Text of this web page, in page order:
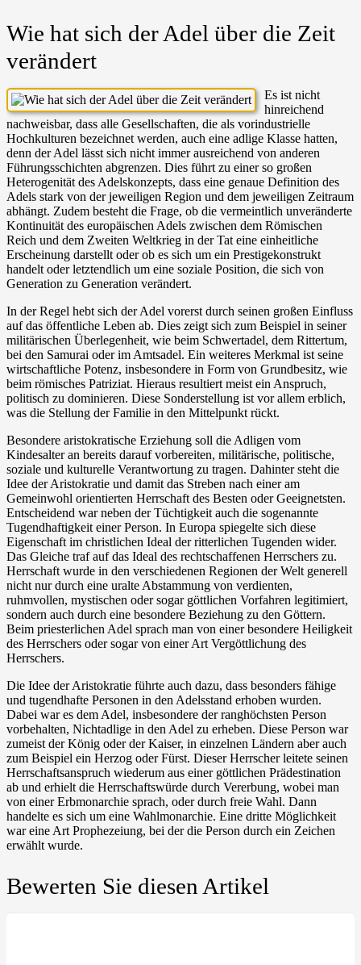
Wie hat sich der Adel über die Zeit
verändert
Es ist nicht
hinreichend
nachweisbar, dass alle Gesellschaften, die als vorindustrielle
Hochkulturen bezeichnet werden, auch eine adlige Klasse hatten,
denn der Adel lässt sich nicht immer ausreichend von anderen
Führungsschichten abgrenzen. Dies führt zu einer so großen
Heterogenität des Adelskonzepts, dass eine genaue Definition des
Adels stark von der jeweiligen Region und dem jeweiligen Zeitraum
abhängt. Zudem besteht die Frage, ob die vermeintlich unveränderte
Kontinuität des europäischen Adels zwischen dem Römischen
Reich und dem Zweiten Weltkrieg in der Tat eine einheitliche
Erscheinung darstellt oder ob es sich um ein Prestigekonstrukt
handelt oder letztendlich um eine soziale Position, die sich von
Generation zu Generation verändert.
In der Regel hebt sich der Adel vorerst durch seinen großen Einfluss
auf das öffentliche Leben ab. Dies zeigt sich zum Beispiel in seiner
militärischen Überlegenheit, wie beim Schwertadel, dem Rittertum,
bei den Samurai oder im Amtsadel. Ein weiteres Merkmal ist seine
wirtschaftliche Potenz, insbesondere in Form von Grundbesitz, wie
beim römisches Patriziat. Hieraus resultiert meist ein Anspruch,
politisch zu dominieren. Diese Sonderstellung ist vor allem erblich,
was die Stellung der Familie in den Mittelpunkt rückt.
Besondere aristokratische Erziehung soll die Adligen vom
Kindesalter an bereits darauf vorbereiten, militärische, politische,
soziale und kulturelle Verantwortung zu tragen. Dahinter steht die
Idee der Aristokratie und damit das Streben nach einer am
Gemeinwohl orientierten Herrschaft des Besten oder Geeignetsten.
Entscheidend war neben der Tüchtigkeit auch die sogenannte
Tugendhaftigkeit einer Person. In Europa spiegelte sich diese
Eigenschaft im christlichen Ideal der ritterlichen Tugenden wider.
Das Gleiche traf auf das Ideal des rechtschaffenen Herrschers zu.
Herrschaft wurde in den verschiedenen Regionen der Welt generell
nicht nur durch eine uralte Abstammung von verdienten,
ruhmvollen, mystischen oder sogar göttlichen Vorfahren legitimiert,
sondern auch durch eine besondere Beziehung zu den Göttern.
Beim priesterlichen Adel sprach man von einer besondere Heiligkeit
des Herrschers oder sogar von einer Art Vergöttlichung des
Herrschers.
Die Idee der Aristokratie führte auch dazu, dass besonders fähige
und tugendhafte Personen in den Adelsstand erhoben wurden.
Dabei war es dem Adel, insbesondere der ranghöchsten Person
vorbehalten, Nichtadlige in den Adel zu erheben. Diese Person war
zumeist der König oder der Kaiser, in einzelnen Ländern aber auch
zum Beispiel ein Herzog oder Fürst. Dieser Herrscher leitete seinen
Herrschaftsanspruch wiederum aus einer göttlichen Prädestination
ab und erhielt die Herrschaftswürde durch Vererbung, wobei man
von einer Erbmonarchie sprach, oder durch freie Wahl. Dann
handelte es sich um eine Wahlmonarchie. Eine dritte Möglichkeit
war eine Art Prophezeiung, bei der die Person durch ein Zeichen
erwählt wurde.
Bewerten Sie diesen Artikel